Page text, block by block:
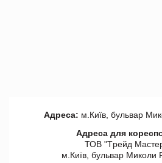
Адреса: м.Київ, бульвар
Адреса для
ТОВ "Tрейд
м.Київ, бульвар Миколи